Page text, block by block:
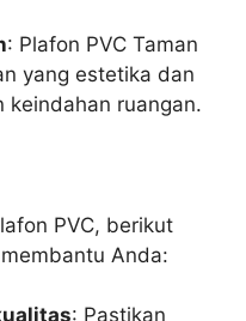
: Plafon PVC Taman
yang estetika dan
keindahan ruangan.
PVC, berikut
Anda:
: Pastikan